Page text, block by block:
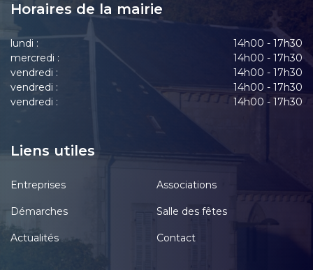
Horaires de la mairie
lundi :
14h00 - 17h30
mercredi :
14h00 - 17h30
vendredi :
14h00 - 17h30
vendredi :
14h00 - 17h30
vendredi :
14h00 - 17h30
Liens utiles
Entreprises Associations
Démarches Salle des fêtes
Actualités Contact